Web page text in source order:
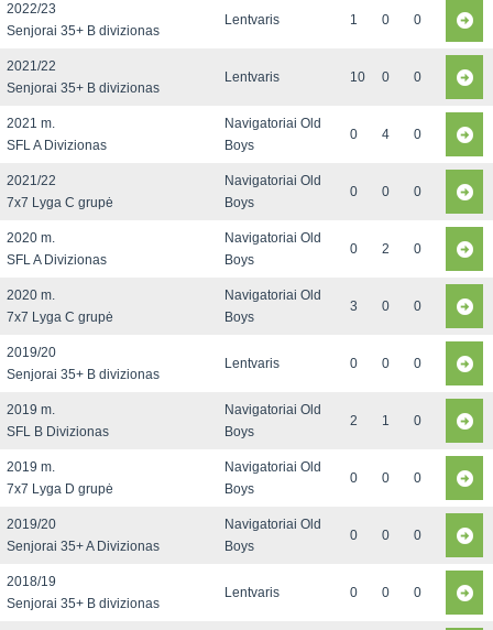
2022/23
Senjorai 35+ B divizionas
Lentvaris 1 0 0
2021/22
Senjorai 35+ B divizionas
Lentvaris 10 0 0
2021 m.
SFL A Divizionas
Navigatoriai Old
Boys
0 4 0
2021/22
7x7 Lyga C grupė
Navigatoriai Old
Boys
0 0 0
2020 m.
SFL A Divizionas
Navigatoriai Old
Boys
0 2 0
2020 m.
7x7 Lyga C grupė
Navigatoriai Old
Boys
3 0 0
2019/20
Senjorai 35+ B divizionas
Lentvaris 0 0 0
2019 m.
SFL B Divizionas
Navigatoriai Old
Boys
2 1 0
2019 m.
7x7 Lyga D grupė
Navigatoriai Old
Boys
0 0 0
2019/20
Senjorai 35+ A Divizionas
Navigatoriai Old
Boys
0 0 0
2018/19
Senjorai 35+ B divizionas
Lentvaris 0 0 0